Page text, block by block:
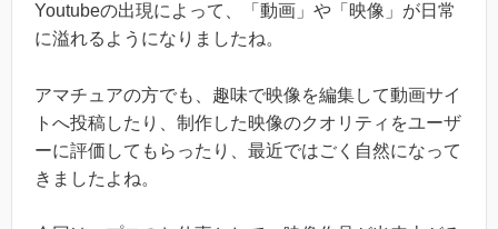
Youtubeの出現によって、「動画」や「映像」が日常
に溢れるようになりましたね。
アマチュアの方でも、趣味で映像を編集して動画サイ
トへ投稿したり、制作した映像のクオリティをユーザ
ーに評価してもらったり、最近ではごく自然になって
きましたよね。